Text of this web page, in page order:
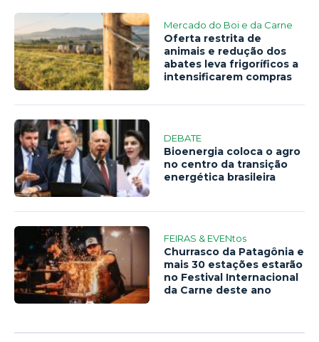
Mercado do Boi e da Carne
Oferta restrita de
animais e redução dos
abates leva frigoríficos a
intensificarem compras
DEBATE
Bioenergia coloca o agro
no centro da transição
energética brasileira
FEIRAS & EVENtos
Churrasco da Patagônia e
mais 30 estações estarão
no Festival Internacional
da Carne deste ano